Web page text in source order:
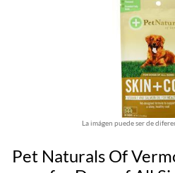
La imágen puede ser de
Pet Naturals Of